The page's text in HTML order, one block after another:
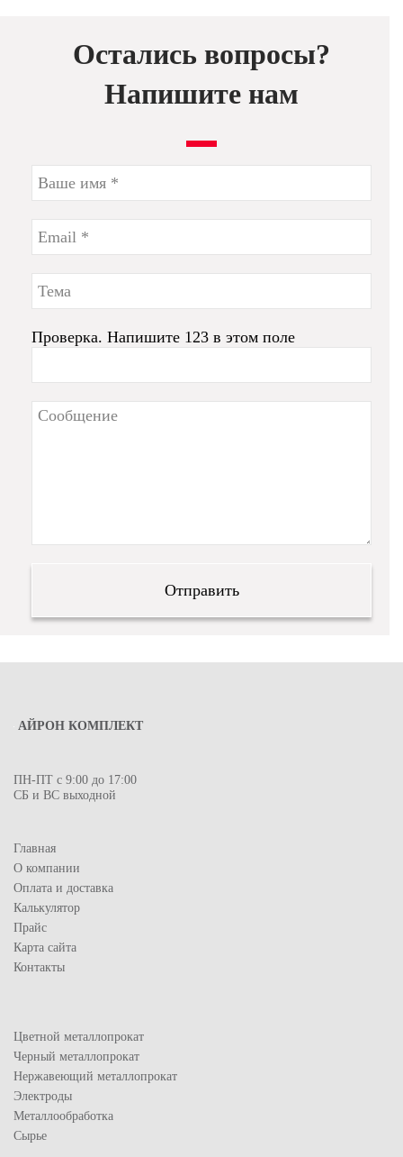
Остались вопросы?
Напишите нам
Проверка. Напишите 123 в этом поле
АЙРОН КОМПЛЕКТ
ПН-ПТ с 9:00 до 17:00
СБ и ВС выходной
Главная
О компании
Оплата и доставка
Калькулятор
Прайс
Карта сайта
Контакты
Цветной металлопрокат
Черный металлопрокат
Нержавеющий металлопрокат
Электроды
Металлообработка
Сырье